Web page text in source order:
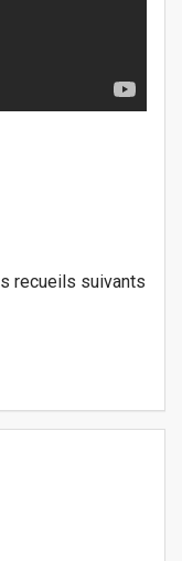
recueils suivants